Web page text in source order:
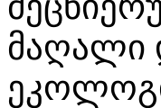
მაღალი